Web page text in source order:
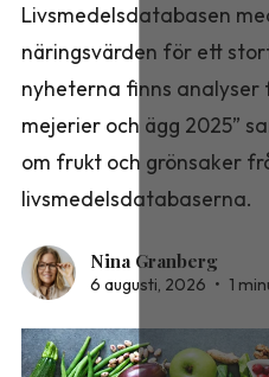
Livsmedelsdatabasen
näringsvärden för ett
nyheterna finns analyser
mejerier och ägg 2025”
om frukt och grönsaker
livsmedelsdatabaserna.
Nina Granberg
6 augusti, 2026 • 1